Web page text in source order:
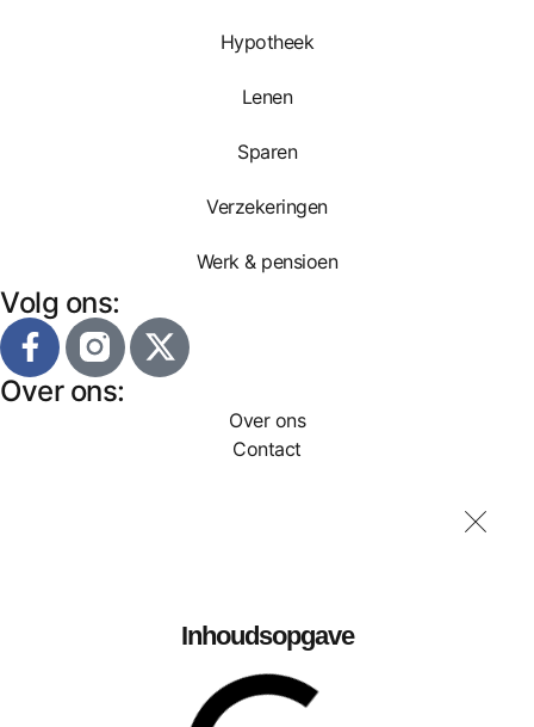
Hypotheek
Lenen
Sparen
Verzekeringen
Werk & pensioen
Volg ons:
Over ons:
Over ons
Contact
Inhoudsopgave